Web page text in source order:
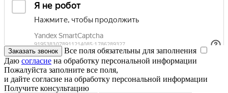
Все поля обязательны для заполнения
Даю согласие на обработку персональной информации
Пожалуйста заполните все поля,
и дайте согласие на обработку персональной информации
Получите консультацию